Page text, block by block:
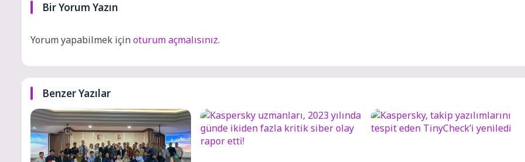
Bir Yorum Yazın
Yorum yapabilmek içinoturum açmalısınız.
Benzer Yazılar